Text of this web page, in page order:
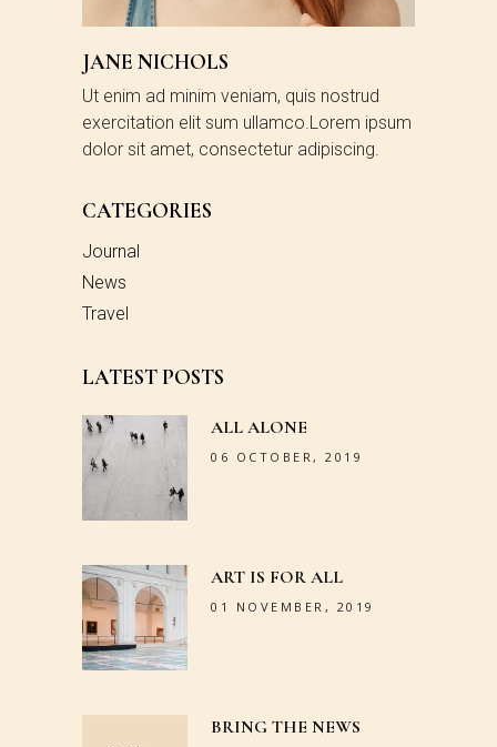
JANE NICHOLS
Ut enim ad minim veniam, quis nostrud
exercitation elit sum ullamco.Lorem ipsum
dolor sit amet, consectetur adipiscing.
CATEGORIES
Journal
News
Travel
LATEST POSTS
ALL ALONE
06 OCTOBER, 2019
ART IS FOR ALL
01 NOVEMBER, 2019
BRING THE NEWS